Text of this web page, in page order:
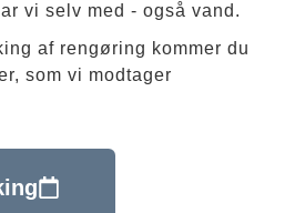
vi selv med - også vand.
af rengøring kommer du
som vi modtager